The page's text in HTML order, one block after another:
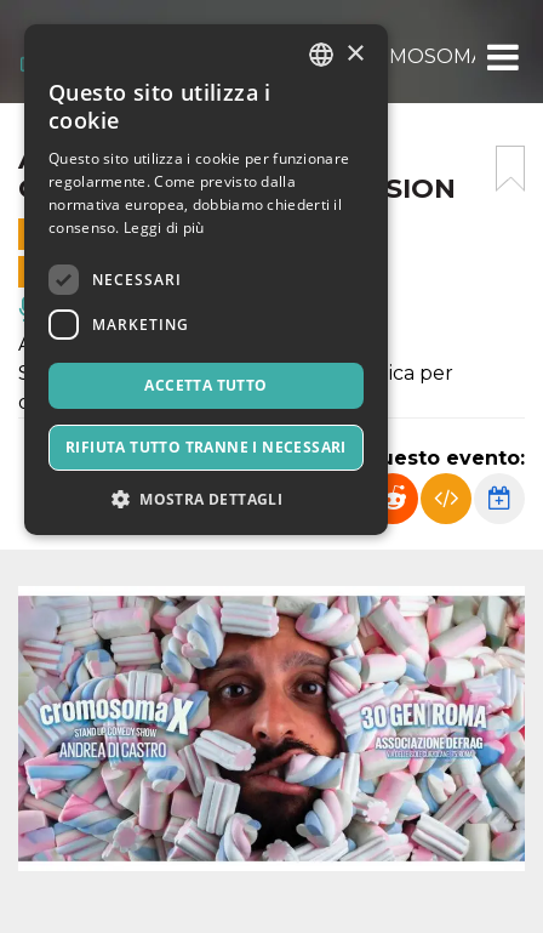
ANDREA DI CASTRO IN CROMOSOMA X –
ANDREA DI CASTRO IN
CROMOSOMA X – REC SESSION
30 GENNAIO 2026 - 21:00
VENDITE ONLINE TERMINATE
Musica, Eventi Live, Club
ANDREA DI CASTRO:
Sceneggiatore. Comico. Stronzo. Ma mica per
davvero.
Condividi questo evento:
×
Questo sito utilizza i
cookie
Questo sito utilizza i cookie per funzionare
regolarmente. Come previsto dalla
normativa europea, dobbiamo chiederti il
consenso. Leggi di più
NECESSARI
MARKETING
ACCETTA TUTTO
RIFIUTA TUTTO TRANNE I NECESSARI
MOSTRA DETTAGLI
I cookie strettamente necessari o tecnici sono
indispensabili al funzionamento del sito. I
servizi qui presenti non potranno funzionare
senza.
Nome
Provider /
Dominio
Scadenza Descrizione
cf_clearance
Cloudflare,
Inc.
.oooh.events
1 anno
Clearance
Cookie from
CloudFlare
stores the proof
of challenge
passed. It is